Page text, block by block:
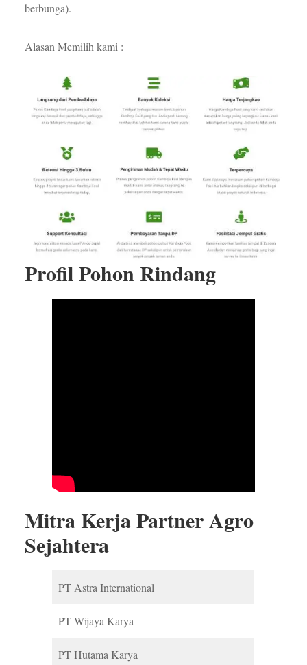
berbunga).
Alasan Memilih kami :
Profil Pohon Rindang
Mitra Kerja Partner Agro
Sejahtera
PT Astra International
PT Wijaya Karya
PT Hutama Karya